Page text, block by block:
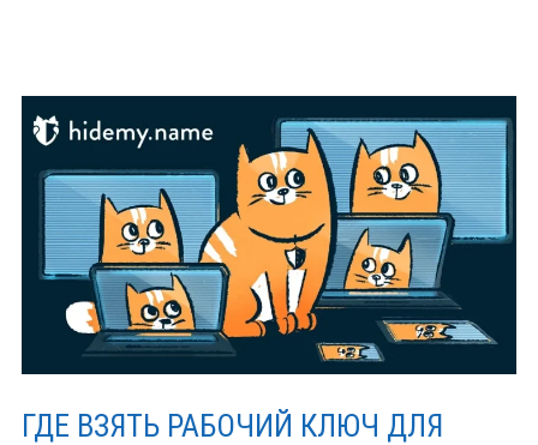
старые
ключи
перестают
работать
в
2026
году:
Разбор
проблемы.
ГДЕ ВЗЯТЬ РАБОЧИЙ КЛЮЧ ДЛЯ